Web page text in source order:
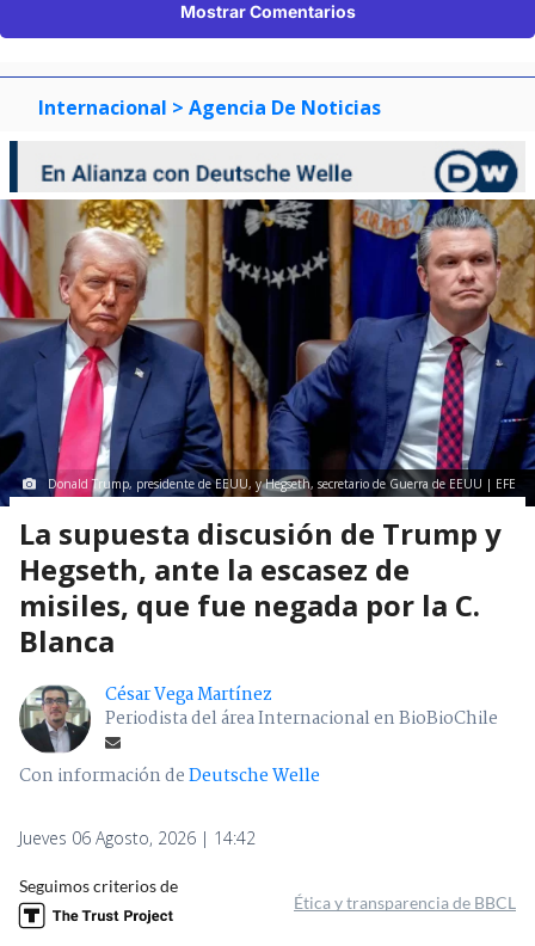
Mostrar Comentarios
Internacional > Agencia De Noticias
Donald Trump, presidente de EEUU, y Hegseth, secretario de Guerra de EEUU | EFE
La supuesta discusión de Trump y
Hegseth, ante la escasez de
misiles, que fue negada por la C.
Blanca
César Vega Martínez
Periodista del área Internacional en BioBioChile
Con información deDeutsche Welle
Jueves 06 Agosto, 2026 | 14:42
Seguimos criterios de
Ética y transparencia de BBCL